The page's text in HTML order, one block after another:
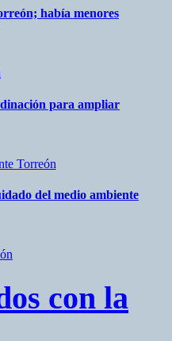
había menores
para ampliar
Torreón
del medio ambiente
con la